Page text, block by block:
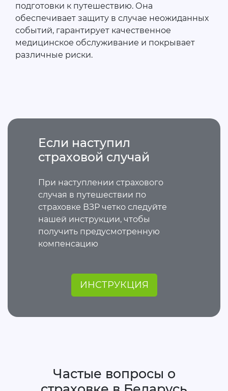
подготовки к путешествию. Она
обеспечивает защиту в случае неожиданных
событий, гарантирует качественное
медицинское обслуживание и покрывает
различные риски.
Если наступил
страховой случай
При наступлении страхового
случая в путешествии по
страховке ВЗР четко следуйте
нашей инструкции, чтобы
получить предусмотренную
компенсацию
ИНСТРУКЦИЯ
Частые вопросы о